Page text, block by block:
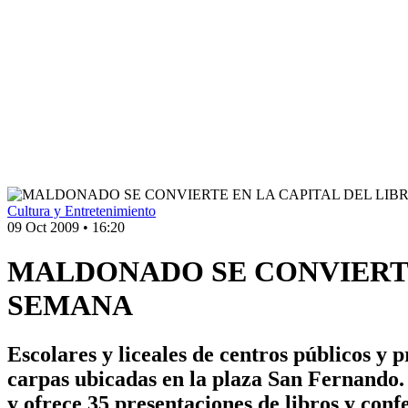
Cultura y Entretenimiento
09 Oct 2009 • 16:20
MALDONADO SE
SEMANA
Escolares y liceales de centros públicos y
carpas ubicadas en la plaza San